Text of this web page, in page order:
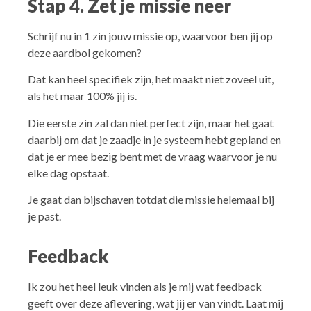
Stap 4. Zet je missie neer
Schrijf nu in 1 zin jouw missie op, waarvoor ben jij op
deze aardbol gekomen?
Dat kan heel specifiek zijn, het maakt niet zoveel uit,
als het maar 100% jij is.
Die eerste zin zal dan niet perfect zijn, maar het gaat
daarbij om dat je zaadje in je systeem hebt gepland en
dat je er mee bezig bent met de vraag waarvoor je nu
elke dag opstaat.
Je gaat dan bijschaven totdat die missie helemaal bij
je past.
Feedback
Ik zou het heel leuk vinden als je mij wat feedback
geeft over deze aflevering, wat jij er van vindt. Laat mij